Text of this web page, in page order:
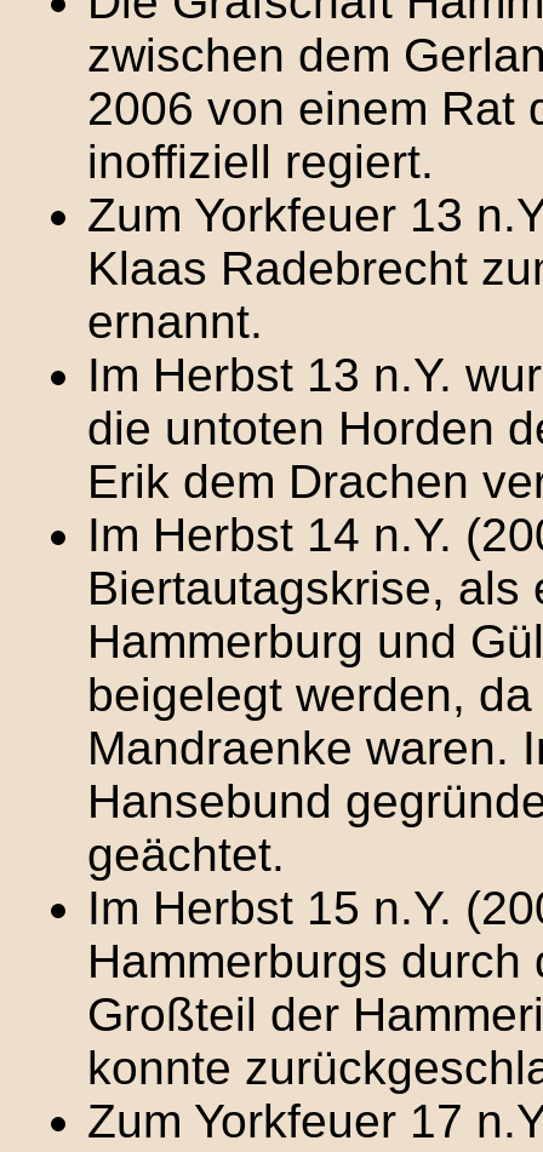
zwischen dem
2006 von einem Rat
inoffiziell regiert.
Zum Yorkfeuer 13
Klaas Radebrecht
ernannt.
Im Herbst 13 n.Y.
die untoten Horden
Erik dem Drachen
Im Herbst 14 n.Y.
Biertautagskrise, als
Hammerburg und
beigelegt werden,
Mandraenke waren.
Hansebund
geächtet.
Im Herbst 15 n.Y.
Hammerburgs
Großteil der
konnte
Zum Yorkfeuer 17